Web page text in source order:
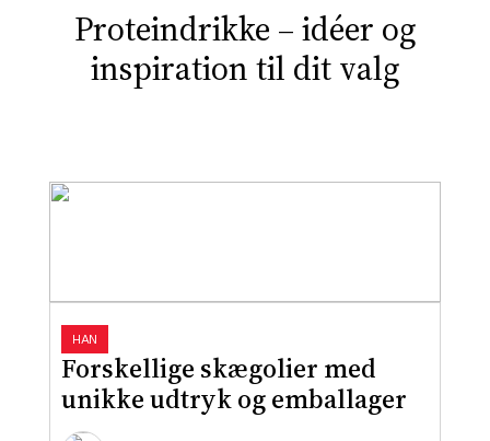
Proteindrikke – idéer og
inspiration til dit valg
Forskellige skægolier med
unikke udtryk og emballager
HAN